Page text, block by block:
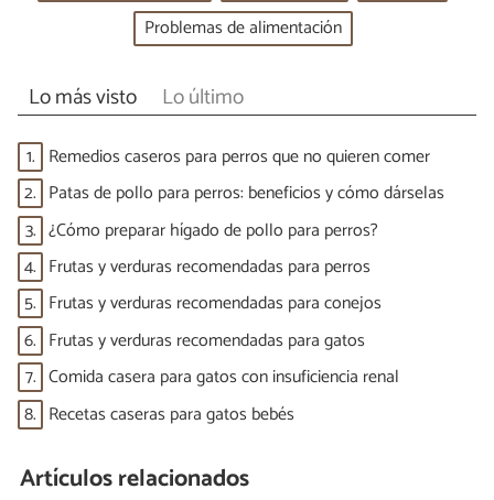
Problemas de alimentación
Lo más visto Lo último
1. Remedios caseros para perros que no quieren comer
2. Patas de pollo para perros: beneficios y cómo dárselas
3. ¿Cómo preparar hígado de pollo para perros?
4. Frutas y verduras recomendadas para perros
5. Frutas y verduras recomendadas para conejos
6. Frutas y verduras recomendadas para gatos
7. Comida casera para gatos con insuficiencia renal
8. Recetas caseras para gatos bebés
Artículos relacionados